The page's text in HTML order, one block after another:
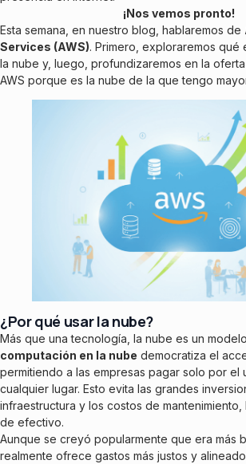
¡Nos vemos pronto!
Esta semana, en nuestro blog, hablaremos de
Services (AWS). Primero, exploraremos qué
la nube y, luego, profundizaremos en la
AWS porque es la nube de la que tengo
¿Por qué usar la nube?
Más que una tecnología, la nube es un
computación en la nube democratiza el
permitiendo a las empresas pagar solo por
cualquier lugar. Esto evita las grandes
infraestructura y los costos de
de efectivo.
Aunque se creyó popularmente que era más
realmente ofrece gastos más justos y